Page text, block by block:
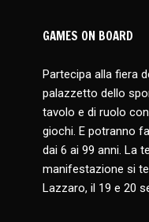
GAMES ON BOARD
Partecipa alla fiera
palazzetto dello
tavolo e di ruolo
giochi. E potranno
dai 6 ai 99 anni. La
manifestazione si
Lazzaro, il 19 e 20